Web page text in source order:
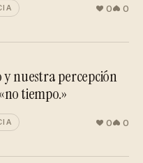
0 0
nuestra percepción
tiempo.»
0 0